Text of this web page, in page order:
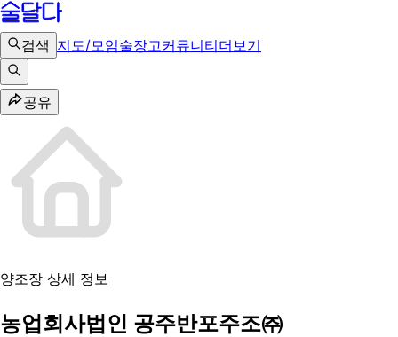
검색 지도/모임술장고커뮤니티더보기
공유
양조장 상세 정보
농업회사법인 공주반포주조㈜